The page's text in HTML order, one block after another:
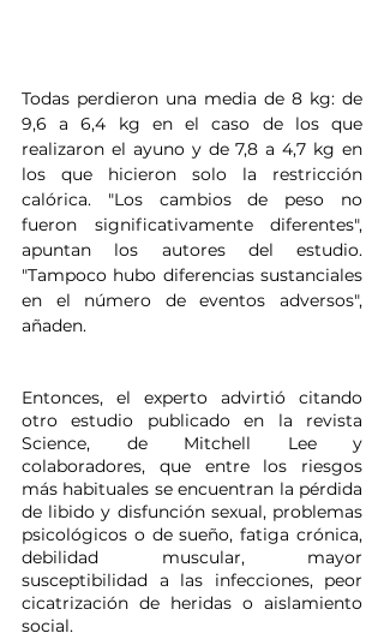
Todas perdieron una media de 8 kg: de
9,6 a 6,4 kg en el caso de los que
realizaron el ayuno y de 7,8 a 4,7 kg en
los que hicieron solo la restricción
calórica. "Los cambios de peso no
fueron significativamente diferentes",
apuntan los autores del estudio.
"Tampoco hubo diferencias sustanciales
en el número de eventos adversos",
añaden.
Entonces, el experto advirtió citando
otro estudio publicado en la revista
Science, de Mitchell Lee y
colaboradores, que entre los riesgos
más habituales se encuentran la pérdida
de libido y disfunción sexual, problemas
psicológicos o de sueño, fatiga crónica,
debilidad muscular, mayor
susceptibilidad a las infecciones, peor
cicatrización de heridas o aislamiento
social.